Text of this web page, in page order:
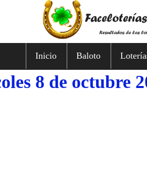
Inicio Baloto
8 de octubre